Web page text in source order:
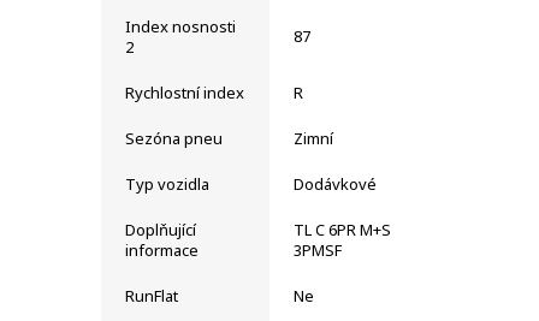
Index nosnosti
2
87
Rychlostní index R
Sezóna pneu Zimní
Typ vozidla Dodávkové
Doplňující
informace
TL C 6PR M+S
3PMSF
RunFlat Ne